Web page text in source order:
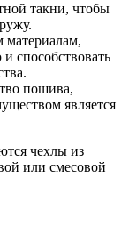
такни, чтобы
материалам,
способствовать
пошива,
является
чехлы из
или смесовой